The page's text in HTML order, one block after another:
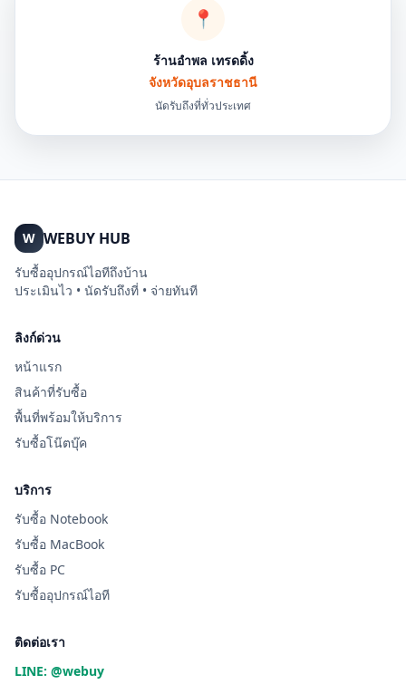
📍
ร้านอำพล เทรดดิ้ง
จังหวัดอุบลราชธานี
นัดรับถึงที่ทั่วประเทศ
W WEBUY HUB
รับซื้ออุปกรณ์ไอทีถึงบ้าน
ประเมินไว • นัดรับถึงที่ • จ่ายทันที
ลิงก์ด่วน
หน้าแรก
สินค้าที่รับซื้อ
พื้นที่พร้อมให้บริการ
รับซื้อโน๊ตบุ๊ค
บริการ
รับซื้อ Notebook
รับซื้อ MacBook
รับซื้อ PC
รับซื้ออุปกรณ์ไอที
ติดต่อเรา
LINE: @webuy